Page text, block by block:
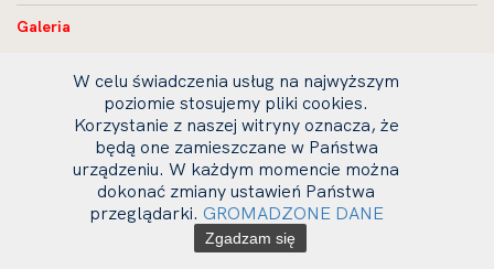
Galeria
Międzynarodowego Festiwalu I. J. Paderewskiego
Perły Czeskiej Muzyki Klasycznej
W celu świadczenia usług na najwyższym
poziomie stosujemy pliki cookies.
Korzystanie z naszej witryny oznacza, że
będą one zamieszczane w Państwa
urządzeniu. W każdym momencie można
dokonać zmiany ustawień Państwa
przeglądarki. GROMADZONE DANE
Zgadzam się